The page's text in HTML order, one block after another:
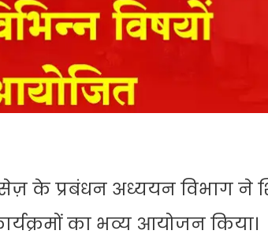
के प्रबंधन अध्ययन विभाग ने
का भव्य आयोजन किया।